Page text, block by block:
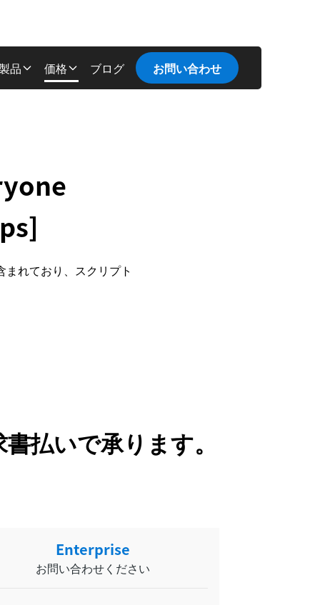
品 価格 ブログ お問い合わせ
れており、スクリプト
払いで承ります。
Enterprise
お問い合わせください